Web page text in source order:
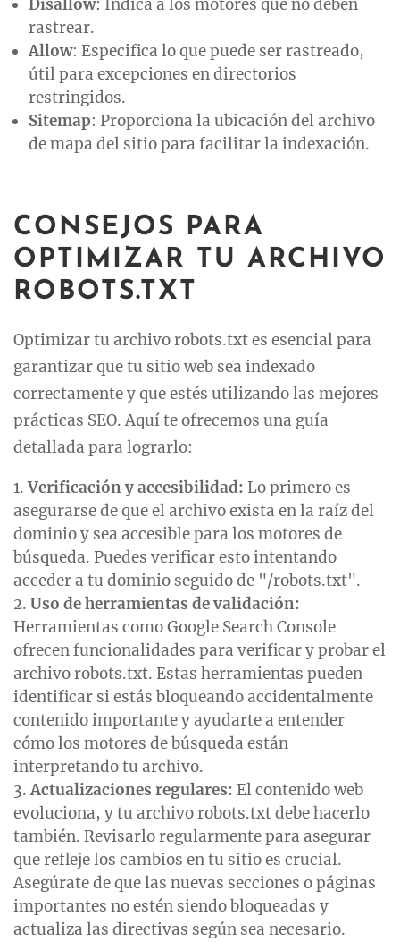
Disallow: Indica a los motores qué no deben
rastrear.
Allow: Especifica lo que puede ser rastreado,
útil para excepciones en directorios
restringidos.
Sitemap: Proporciona la ubicación del archivo
de mapa del sitio para facilitar la indexación.
CONSEJOS PARA
OPTIMIZAR TU ARCHIVO
ROBOTS.TXT
Optimizar tu archivo robots.txt es esencial para
garantizar que tu sitio web sea indexado
correctamente y que estés utilizando las mejores
prácticas SEO. Aquí te ofrecemos una guía
detallada para lograrlo:
Verificación y accesibilidad: Lo primero es
asegurarse de que el archivo exista en la raíz del
dominio y sea accesible para los motores de
búsqueda. Puedes verificar esto intentando
acceder a tu dominio seguido de "/robots.txt".
Uso de herramientas de validación:
Herramientas como Google Search Console
ofrecen funcionalidades para verificar y probar el
archivo robots.txt. Estas herramientas pueden
identificar si estás bloqueando accidentalmente
contenido importante y ayudarte a entender
cómo los motores de búsqueda están
interpretando tu archivo.
Actualizaciones regulares: El contenido web
evoluciona, y tu archivo robots.txt debe hacerlo
también. Revisarlo regularmente para asegurar
que refleje los cambios en tu sitio es crucial.
Asegúrate de que las nuevas secciones o páginas
importantes no estén siendo bloqueadas y
actualiza las directivas según sea necesario.